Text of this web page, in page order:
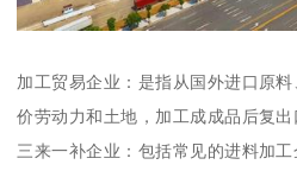
加工贸易企业：是指从国外进口原
价劳动力和土地，加工成成品后复
三来一补企业：包括常见的进料加